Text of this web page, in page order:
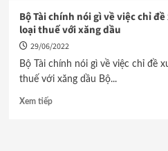
Bộ Tài chính nói gì về việc chỉ
loại thuế với xăng dầu
29/06/2022
Bộ Tài chính nói gì về việc chỉ đề
thuế với xăng dầu Bộ...
Xem tiếp